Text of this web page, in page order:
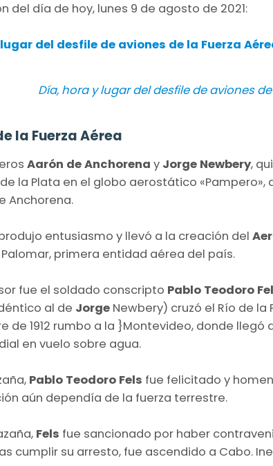
del día de hoy, lunes 9 de agosto de 2021:
del desfile de aviones de la Fuerza
Día, hora y lugar del desfile de aviones
la Fuerza Aérea
Aarón de Anchorena y Jorge Newbery,
la Plata en el globo aerostático
Anchorena.
entusiasmo y llevó a la creación del
Palomar, primera entidad aérea del país.
fue el soldado conscripto Pablo Teodoro
al de Jorge Newbery) cruzó el Río de
de 1912 rumbo a la }Montevideo, donde llegó
en vuelo sobre agua.
Pablo Teodoro Fels fue felicitado y
aún dependía de la fuerza terrestre.
Fels fue sancionado por haber
cumplir su arresto, fue ascendido a Cabo.